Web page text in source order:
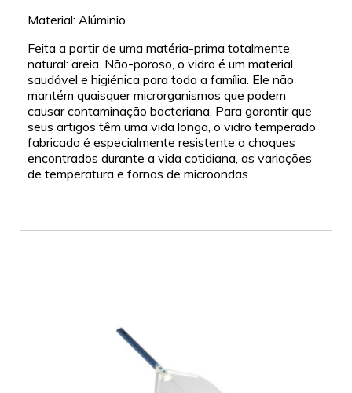
Material: Alúminio
Feita a partir de uma matéria-prima totalmente
natural: areia. Não-poroso, o vidro é um material
saudável e higiénica para toda a família. Ele não
mantém quaisquer microrganismos que podem
causar contaminação bacteriana. Para garantir que
seus artigos têm uma vida longa, o vidro temperado
fabricado é especialmente resistente a choques
encontrados durante a vida cotidiana, as variações
de temperatura e fornos de microondas